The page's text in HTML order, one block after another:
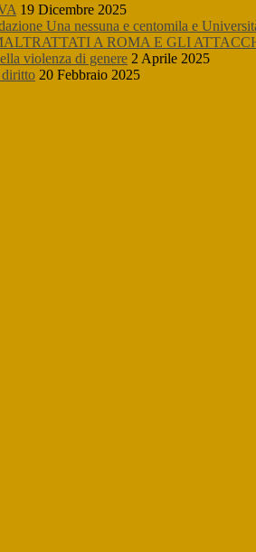
19 Dicembre 2025
Una nessuna e centomila e
A ROMA E GLI
violenza di genere 2 Aprile 2025
diritto 20 Febbraio 2025